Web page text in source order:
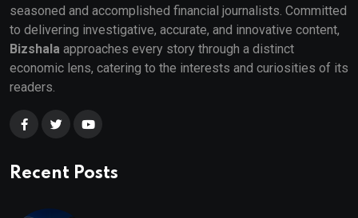
seasoned and accomplished financial journalists. Committed
to delivering investigative, accurate, and innovative content,
Bizshala approaches every story through a distinct
economic lens, catering to the interests and curiosities of its
readers.
Recent Posts